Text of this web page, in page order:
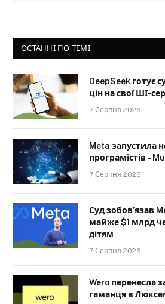
ОСТАННІ ПО ТЕМІ
DeepSeek готує
цін на свої ШІ-
7 Серпня 2026
Meta запустила
програмістів –
7 Серпня 2026
Суд зобов’язав
майже $1 млрд
дітям
7 Серпня 2026
Wero перенесла
гаманця в